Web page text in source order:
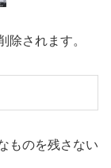
除されます。
ものを残さない